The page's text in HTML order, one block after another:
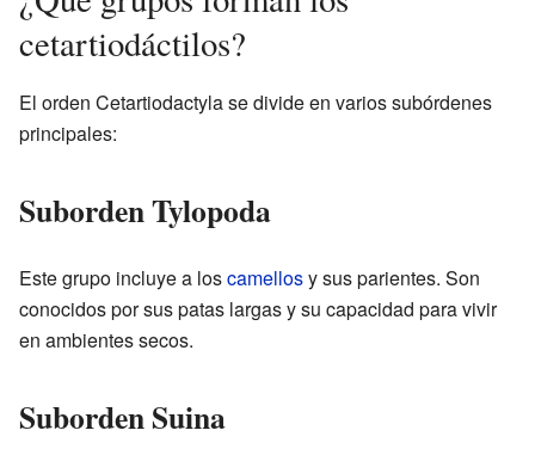
cetartiodáctilos?
El orden Cetartiodactyla se divide en varios subórdenes
principales:
Suborden Tylopoda
Este grupo incluye a loscamellosy sus parientes. Son
conocidos por sus patas largas y su capacidad para vivir
en ambientes secos.
Suborden Suina